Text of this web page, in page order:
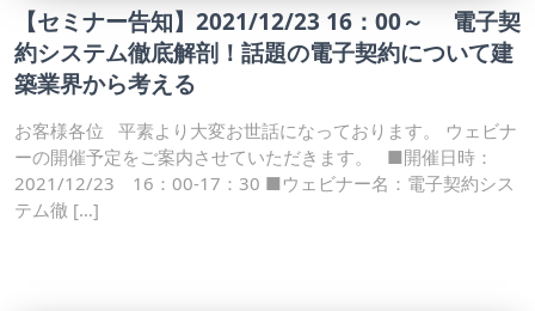
【セミナー告知】2021/12/23 16：00～ 電子契
約システム徹底解剖！話題の電子契約について建
築業界から考える
お客様各位 平素より大変お世話になっております。 ウェビナ
ーの開催予定をご案内させていただきます。 ■開催日時：
2021/12/23 16：00-17：30 ■ウェビナー名：電子契約シス
テム徹 […]